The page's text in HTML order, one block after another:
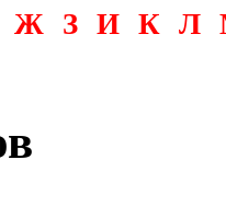
Ж З И К Л